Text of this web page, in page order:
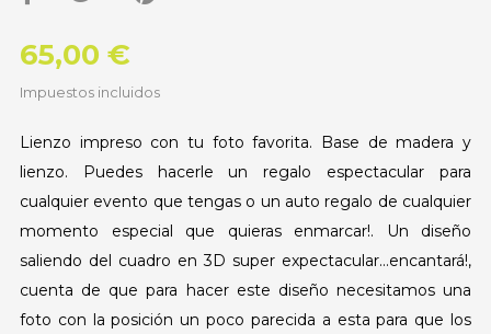
65,00 €
Impuestos incluidos
Lienzo impreso con tu foto favorita. Base de madera y
lienzo. Puedes hacerle un regalo espectacular para
cualquier evento que tengas o un auto regalo de cualquier
momento especial que quieras enmarcar!. Un diseño
saliendo del cuadro en 3D super expectacular...encantará!,
cuenta de que para hacer este diseño necesitamos una
foto con la posición un poco parecida a esta para que los